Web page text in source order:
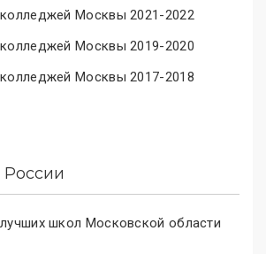
колледжей Москвы 2021-2022
колледжей Москвы 2019-2020
колледжей Москвы 2017-2018
лучших школ Московской области